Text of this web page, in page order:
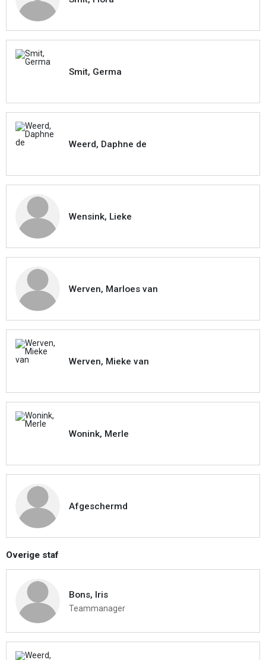
Smit, Germa
Weerd, Daphne de
Wensink, Lieke
Werven, Marloes van
Werven, Mieke van
Wonink, Merle
Afgeschermd
Overige staf
Bons, Iris
Teammanager